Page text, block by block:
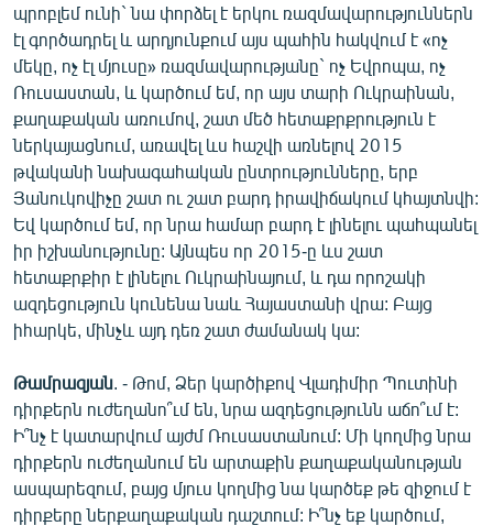
պրոբլեմ ունի` նա փորձել է երկու ռազմավարություններն
էլ գործադրել և արդյունքում այս պահին հակվում է «ոչ
մեկը, ոչ էլ մյուսը» ռազմավարությանը` ոչ Եվրոպա, ոչ
Ռուսաստան, և կարծում եմ, որ այս տարի Ուկրաինան,
քաղաքական առումով, շատ մեծ հետաքրքրություն է
ներկայացնում, առավել ևս հաշվի առնելով 2015
թվականի նախագահական ընտրությունները, երբ
Յանուկովիչը շատ ու շատ բարդ իրավիճակում կհայտնվի:
Եվ կարծում եմ, որ նրա համար բարդ է լինելու պահպանել
իր իշխանությունը: Այնպես որ 2015-ը ևս շատ
հետաքրքիր է լինելու Ուկրաինայում, և դա որոշակի
ազդեցություն կունենա նաև Հայաստանի վրա: Բայց
իհարկե, մինչև այդ դեռ շատ ժամանակ կա:
Թամրազյան . - Թոմ, Ձեր կարծիքով Վլադիմիր Պուտինի
դիրքերն ուժեղանո՞ւմ են, նրա ազդեցությունն աճո՞ւմ է:
Ի՞նչ է կատարվում այժմ Ռուսաստանում: Մի կողմից նրա
դիրքերն ուժեղանում են արտաքին քաղաքականության
ասպարեզում, բայց մյուս կողմից նա կարծեք թե զիջում է
դիրքերը ներքաղաքական դաշտում: Ի՞նչ եք կարծում,